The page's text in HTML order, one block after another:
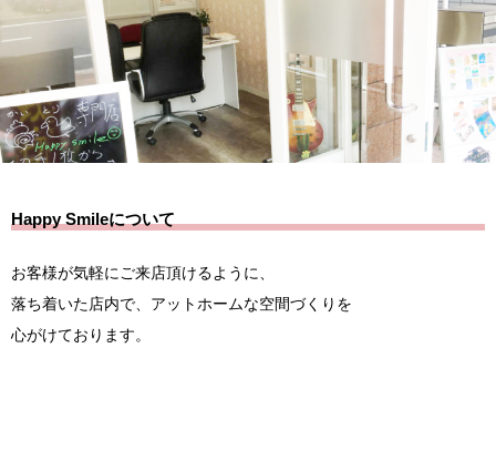
Happy Smileについて
お客様が気軽にご来店頂けるように、
落ち着いた店内で、アットホームな空間づくりを
心がけております。